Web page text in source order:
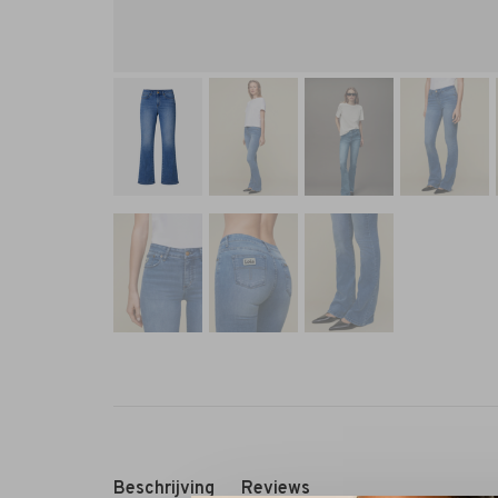
Beschrijving Reviews